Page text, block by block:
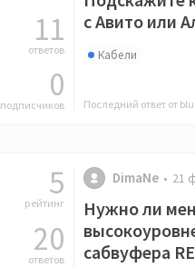
11
ответов
0
подписчиков
с Авито или
Кабели
Последний ответ от
5
рейтинг
20
ответов
DimaNe 21
Нужно ли
сабвуфера